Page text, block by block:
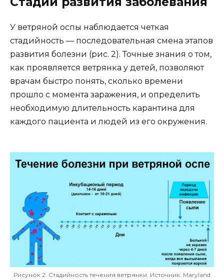
У ветряной оспы наблюдается четкая
стадийность — последовательная смена этапов
развития болезни (рис. 2). Точные знания о том,
как проявляется ветрянка у детей, позволяют
врачам быстро понять, сколько времени
прошло с момента заражения, и определить
необходимую длительность карантина для
каждого пациента и людей из его окружения.
Рисунок 2. Стадийность течения ветрянки. Источник: Maryland